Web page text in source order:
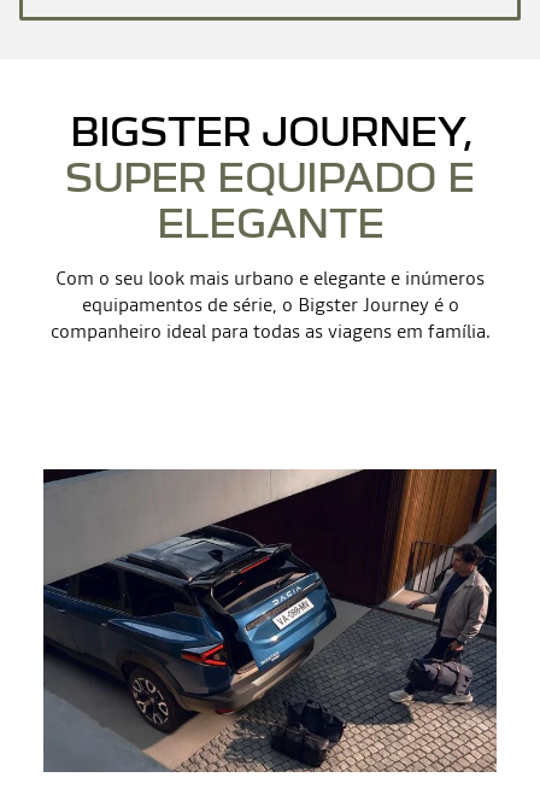
BIGSTER JOURNEY,
SUPER EQUIPADO E
ELEGANTE
Com o seu look mais urbano e elegante e inúmeros
equipamentos de série, o Bigster Journey é o
companheiro ideal para todas as viagens em família.